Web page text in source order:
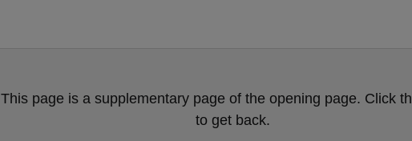
This page is a supplementary page of the opening page. Click
to get back.